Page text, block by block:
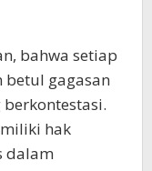
bahwa setiap
betul gagasan
hak
dalam